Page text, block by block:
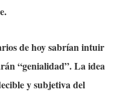
de hoy sabrían intuir
“genialidad”. La idea
y subjetiva del